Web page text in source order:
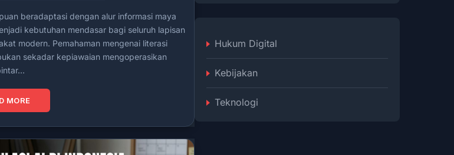
beradaptasi dengan alur informasi maya
kebutuhan mendasar bagi seluruh lapisan
modern. Pemahaman mengenai literasi
sekadar kepiawaian mengoperasikan
MORE
Hukum Digital
Kebijakan
Teknologi